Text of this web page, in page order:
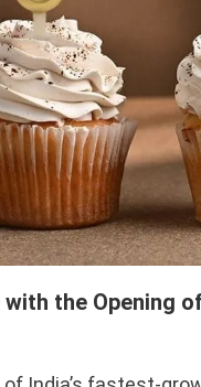
the Opening